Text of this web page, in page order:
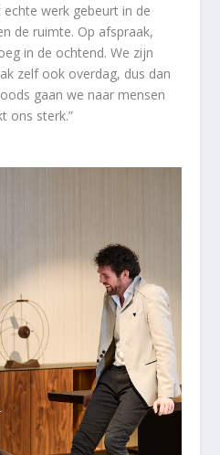
werk gebeurt in de
de ruimte. Op afspraak,
in de ochtend. We zijn
zelf ook overdag, dus dan
gaan we naar mensen
ons sterk.”